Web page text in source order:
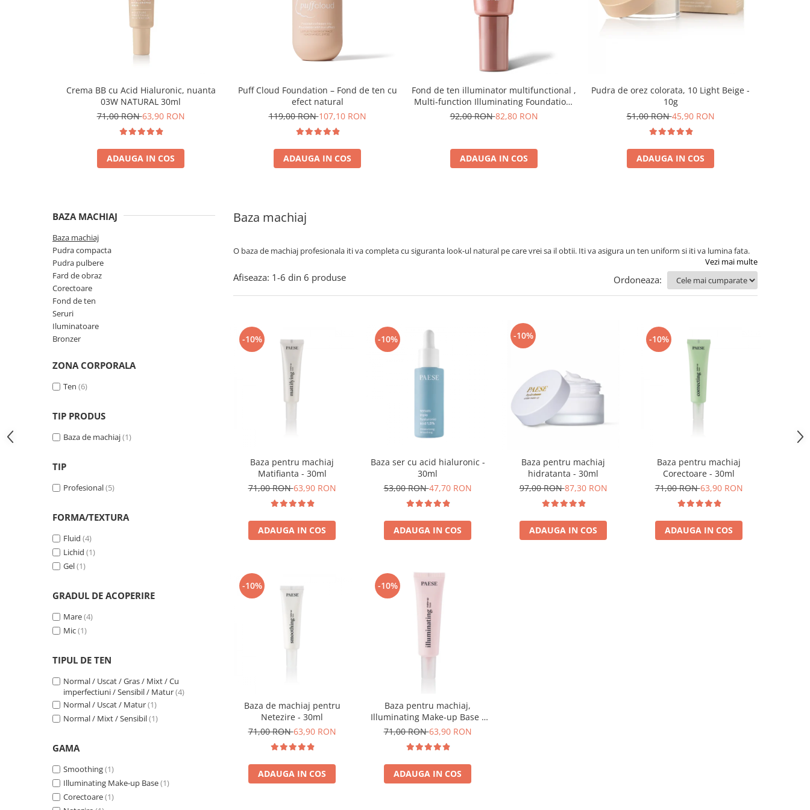
Crema BB cu Acid Hialuronic, nuanta
03W NATURAL 30ml
71,00 RON63,90 RON
ADAUGA IN COS
Puff Cloud Foundation – Fond de ten cu
efect natural
119,00 RON107,10 RON
ADAUGA IN COS
Fond de ten illuminator multifunctional ,
Multi-function Illuminating Foundation,
nuanta 1N LIGHT BEIGE– 30 ml
92,00 RON82,80 RON
ADAUGA IN COS
Pudra de orez colorata, 10 Light Beige -
10g
51,00 RON45,90 RON
ADAUGA IN COS
Baza machiaj
O baza de machiaj profesionala iti va completa cu siguranta look-ul natural pe care vrei sa il obtii. Iti va asigura un ten uniform si iti va lumina fata.
Vezi mai multe
BAZA MACHIAJ
Baza machiaj
Pudra compacta
Pudra pulbere
Fard de obraz
Corectoare
Fond de ten
Seruri
Iluminatoare
Bronzer
ZONA CORPORALA
Ten (6)
TIP PRODUS
Baza de machiaj(1)
TIP
Profesional(5)
FORMA/TEXTURA
Fluid (4)
Lichid (1)
Gel(1)
GRADUL DE ACOPERIRE
Mare(4)
Mic(1)
TIPUL DE TEN
Normal / Uscat / Gras / Mixt / Cu
imperfectiuni / Sensibil / Matur(4)
Normal / Uscat / Matur(1)
Normal / Mixt / Sensibil(1)
GAMA
Smoothing(1)
Illuminating Make-up Base(1)
Corectoare(1)
Afiseaza: 1-6 din 6 produse Ordoneaza:
-10%
Baza pentru machiaj
Matifianta - 30ml
71,00 RON63,90 RON
ADAUGA IN COS
-10%
Baza ser cu acid hialuronic -
30ml
53,00 RON47,70 RON
ADAUGA IN COS
-10%
Baza pentru machiaj
hidratanta - 30ml
97,00 RON87,30 RON
ADAUGA IN COS
-10%
Baza pentru machiaj
Corectoare - 30ml
71,00 RON63,90 RON
ADAUGA IN COS
-10%
Baza de machiaj pentru
Netezire - 30ml
71,00 RON63,90 RON
ADAUGA IN COS
-10%
Baza pentru machiaj,
Illuminating Make-up Base -
30ml
71,00 RON63,90 RON
ADAUGA IN COS